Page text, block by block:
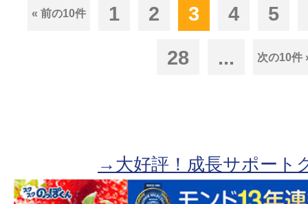
« 前の10件 1 2 3 4 5
28
... 次の10件
→大好評！成長サポート